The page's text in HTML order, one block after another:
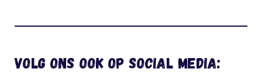
Volg ons ook op social media: